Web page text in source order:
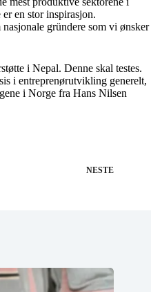
en stor inspirasjon.
gründere som vi ønsker
i Nepal. Denne skal testes.
i entreprenørutvikling generelt,
i Norge fra Hans Nilsen
NESTE